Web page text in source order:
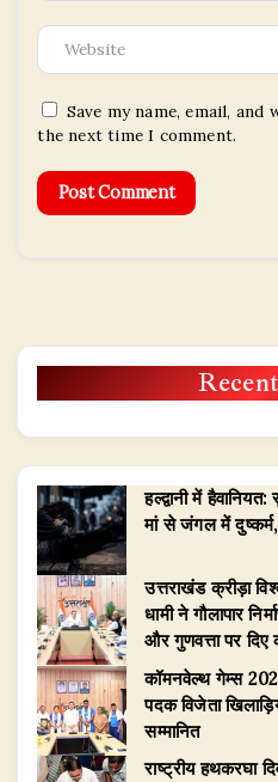
Save my name, email,
the next time I comment.
हल्द्वानी में
मां से जंगल में
उत्तराखंड क्रीड़ा
धामी ने गौलापार
और गुणवत्ता पर दिए
​कॉमनवेल्थ गेम्स
पदक विजेता
सम्मानित
राष्ट्रीय हथकरघा